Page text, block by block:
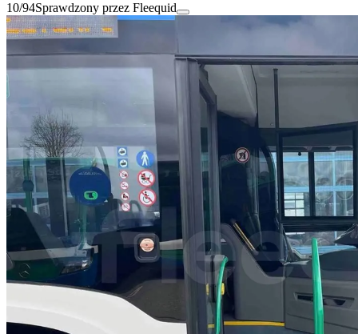
10/94Sprawdzony przez Fleequid